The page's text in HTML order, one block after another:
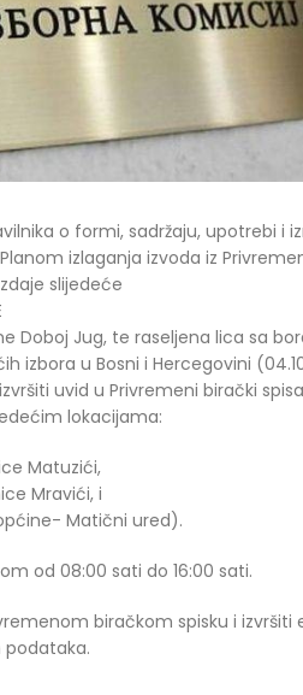
o formi, sadržaju, upotrebi i
izlaganja izvoda iz
slijedeće
Doboj Jug, te raseljena lica sa
izbora u Bosni i Hercegovini
uvid u Privremeni birački
lokacijama:
Matuzići,
Mravići, i
Matični ured).
od 08:00 sati do 16:00 sati.
biračkom spisku i izvršiti
podataka.